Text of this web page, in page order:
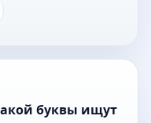
буквы ищут